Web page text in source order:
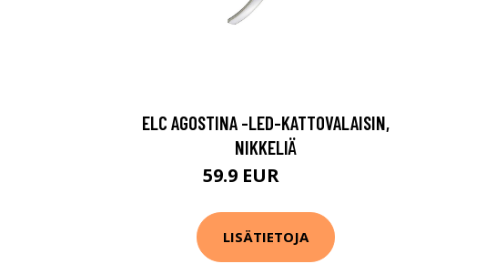
ELC AGOSTINA -LED-KATTOVALAISIN,
NIKKELIÄ
59.9 EUR
LISÄTIETOJA